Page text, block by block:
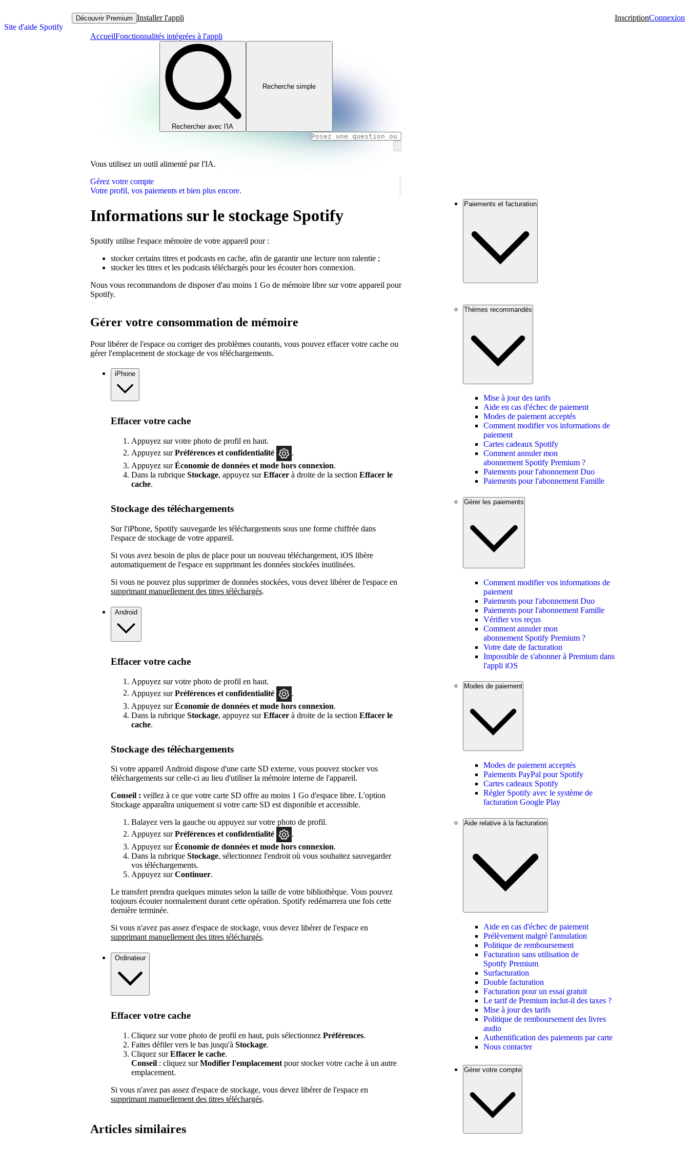
Site d'aide Spotify
Découvrir Premium Installer l'appli InscriptionConnexion
AccueilFonctionnalités intégrées à l'appli
Rechercher avec l'IA
Recherche simple
Vous utilisez un outil alimenté par l'IA.
Gérez votre compte
Votre profil, vos paiements et bien plus encore.
Informations sur le stockage Spotify
Spotify utilise l'espace mémoire de votre appareil pour :
stocker certains titres et podcasts en cache, afin de garantir une lecture non ralentie ;
stocker les titres et les podcasts téléchargés pour les écouter hors connexion.
Nous vous recommandons de disposer d'au moins 1 Go de mémoire libre sur votre appareil pour
Spotify.
Gérer votre consommation de mémoire
Pour libérer de l'espace ou corriger des problèmes courants, vous pouvez effacer votre cache ou
gérer l'emplacement de stockage de vos téléchargements.
iPhone
Effacer votre cache
Appuyez sur votre photo de profil en haut.
Appuyez surPréférences et confidentialité
.
Appuyez surÉconomie de données et mode hors connexion.
Dans la rubrique Stockage, appuyez surEffacer à droite de la section Effacer le
cache.
Stockage des téléchargements
Sur l'iPhone, Spotify sauvegarde les téléchargements sous une forme chiffrée dans
l'espace de stockage de votre appareil.
Si vous avez besoin de plus de place pour un nouveau téléchargement, iOS libère
automatiquement de l'espace en supprimant les données stockées inutilisées.
Si vous ne pouvez plus supprimer de données stockées, vous devez libérer de l'espace en
supprimant manuellement des titres téléchargés.
Android
Effacer votre cache
Appuyez sur votre photo de profil en haut.
Appuyez surPréférences et confidentialité
Appuyez surÉconomie de données et mode hors connexion.
Dans la rubrique Stockage, appuyez surEffacer à droite de la section Effacer le
cache.
Stockage des téléchargements
Si votre appareil Android dispose d'une carte SD externe, vous pouvez stocker vos
téléchargements sur celle-ci au lieu d'utiliser la mémoire interne de l'appareil.
Conseil : veillez à ce que votre carte SD offre au moins 1 Go d'espace libre. L'option
Stockage apparaîtra uniquement si votre carte SD est disponible et accessible.
Balayez vers la gauche ou appuyez sur votre photo de profil.
Appuyez surPréférences et confidentialité
.
Appuyez surÉconomie de données et mode hors connexion.
Dans la rubrique Stockage, sélectionnez l'endroit où vous souhaitez sauvegarder
vos téléchargements.
Appuyez surContinuer.
Le transfert prendra quelques minutes selon la taille de votre bibliothèque. Vous pouvez
toujours écouter normalement durant cette opération. Spotify redémarrera une fois cette
dernière terminée.
Si vous n'avez pas assez d'espace de stockage, vous devez libérer de l'espace en
supprimant manuellement des titres téléchargés.
Ordinateur
Effacer votre cache
Cliquez sur votre photo de profil en haut, puis sélectionnez Préférences.
Faites défiler vers le bas jusqu'à Stockage.
Cliquez surEffacer le cache.
Conseil : cliquez surModifier l'emplacement pour stocker votre cache à un autre
emplacement.
Si vous n'avez pas assez d'espace de stockage, vous devez libérer de l'espace en
supprimant manuellement des titres téléchargés.
Articles similaires
Paiements et facturation
Thèmes recommandés
Mise à jour des tarifs
Aide en cas d'échec de paiement
Modes de paiement acceptés
Comment modifier vos informations de
paiement
Cartes cadeaux Spotify
Comment annuler mon
abonnement Spotify Premium ?
Paiements pour l'abonnement Duo
Paiements pour l'abonnement Famille
Gérer les paiements
Comment modifier vos informations de
paiement
Paiements pour l'abonnement Duo
Paiements pour l'abonnement Famille
Vérifier vos reçus
Comment annuler mon
abonnement Spotify Premium ?
Votre date de facturation
Impossible de s'abonner à Premium dans
l'appli iOS
Modes de paiement
Modes de paiement acceptés
Paiements PayPal pour Spotify
Cartes cadeaux Spotify
Régler Spotify avec le système de
facturation Google Play
Aide relative à la facturation
Aide en cas d'échec de paiement
Prélèvement malgré l'annulation
Politique de remboursement
Facturation sans utilisation de
Spotify Premium
Surfacturation
Double facturation
Facturation pour un essai gratuit
Le tarif de Premium inclut-il des taxes ?
Mise à jour des tarifs
Politique de remboursement des livres
audio
Authentification des paiements par carte
Nous contacter
Gérer votre compte